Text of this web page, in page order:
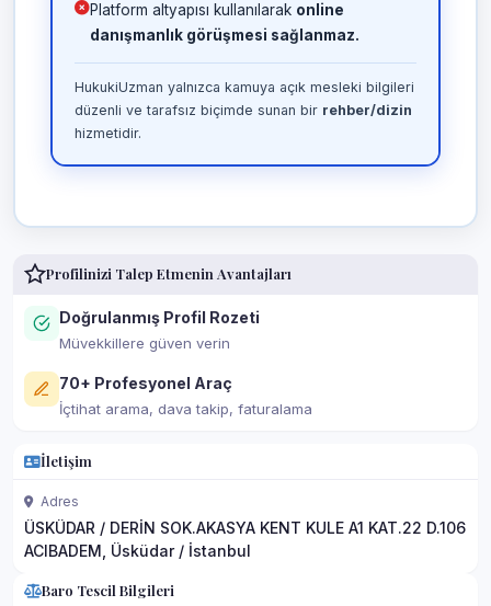
Platform altyapısı kullanılarak online
danışmanlık görüşmesi sağlanmaz.
HukukiUzman yalnızca kamuya açık mesleki bilgileri
düzenli ve tarafsız biçimde sunan bir rehber/dizin
hizmetidir.
Profilinizi Talep Etmenin Avantajları
Doğrulanmış Profil Rozeti
Müvekkillere güven verin
70+ Profesyonel Araç
İçtihat arama, dava takip, faturalama
İletişim
Adres
ÜSKÜDAR / DERİN SOK.AKASYA KENT KULE A1 KAT.22 D.106
ACIBADEM, Üsküdar / İstanbul
Baro Tescil Bilgileri